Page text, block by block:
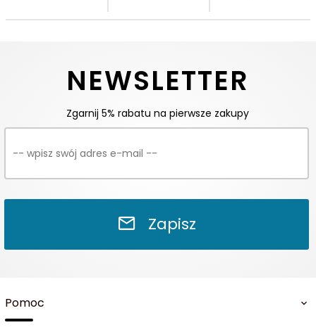
NEWSLETTER
Zgarnij 5% rabatu na pierwsze zakupy
Zapisz
Pomoc